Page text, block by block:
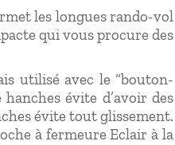
les longues rando-vol
qui vous procure des
utilisé avec le “bouton-
évite d’avoir des
évite tout glissement.
à fermeure Eclair à la